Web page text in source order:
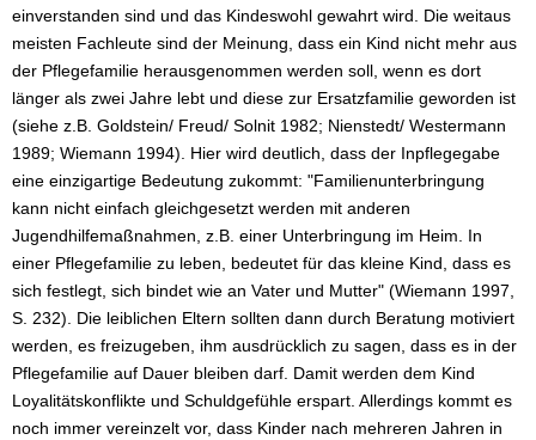
einverstanden sind und das Kindeswohl gewahrt wird. Die weitaus
meisten Fachleute sind der Meinung, dass ein Kind nicht mehr aus
der Pflegefamilie herausgenommen werden soll, wenn es dort
länger als zwei Jahre lebt und diese zur Ersatzfamilie geworden ist
(siehe z.B. Goldstein/ Freud/ Solnit 1982; Nienstedt/ Westermann
1989; Wiemann 1994). Hier wird deutlich, dass der Inpflegegabe
eine einzigartige Bedeutung zukommt: "Familienunterbringung
kann nicht einfach gleichgesetzt werden mit anderen
Jugendhilfemaßnahmen, z.B. einer Unterbringung im Heim. In
einer Pflegefamilie zu leben, bedeutet für das kleine Kind, dass es
sich festlegt, sich bindet wie an Vater und Mutter" (Wiemann 1997,
S. 232). Die leiblichen Eltern sollten dann durch Beratung motiviert
werden, es freizugeben, ihm ausdrücklich zu sagen, dass es in der
Pflegefamilie auf Dauer bleiben darf. Damit werden dem Kind
Loyalitätskonflikte und Schuldgefühle erspart. Allerdings kommt es
noch immer vereinzelt vor, dass Kinder nach mehreren Jahren in